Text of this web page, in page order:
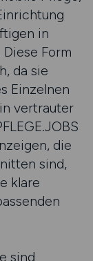
in
Form
da sie
Einzelnen
vertrauter
die
sind,
klare
sind